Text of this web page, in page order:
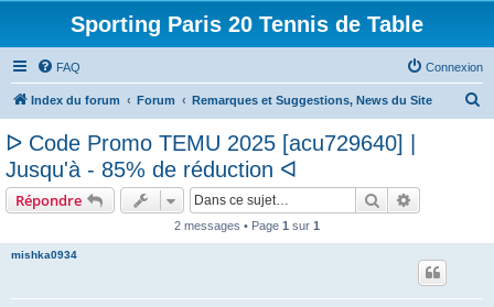
Sporting Paris 20 Tennis de Table
FAQ Connexion
Index du forum Forum Remarques et Suggestions, News du Site
ᐅ Code Promo TEMU 2025 [acu729640] |
Jusqu'à - 85% de réduction ᐊ
Répondre Rechercher
2 messages • Page 1 sur 1
mishka0934